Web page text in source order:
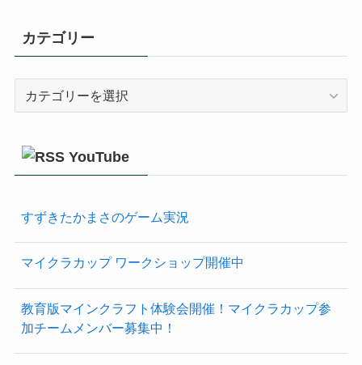
カテゴリー
リ
YouTube
すずきたかまさのゲーム実況
マイクラカップ ワークショップ開催中
教育版マインクラフト体験会開催！マイクラカップ参
加チームメンバー募集中！